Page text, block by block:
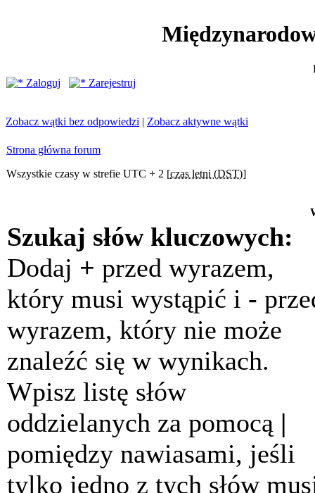
Zaloguj
Zarejestruj
Zobacz wątki bez odpowiedzi | Zobacz aktywne wątki
Strona główna forum
Wszystkie czasy w strefie UTC + 2 [czas letni (DST)]
Szukaj słów kluczowych:
Dodaj + przed wyrazem,
który musi wystąpić i -
wyrazem, który nie może
znaleźć się w wynikach.
Wpisz listę słów
oddzielanych za pomocą |
pomiędzy nawiasami, jeśli
tylko jedno z tych słów